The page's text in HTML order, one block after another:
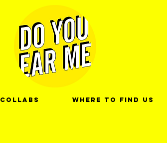
Collabs Where to find us